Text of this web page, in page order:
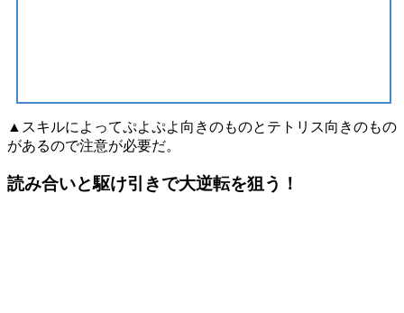
▲スキルによってぷよぷよ向きのものとテトリス向きのもの
があるので注意が必要だ。
読み合いと駆け引きで大逆転を狙う！